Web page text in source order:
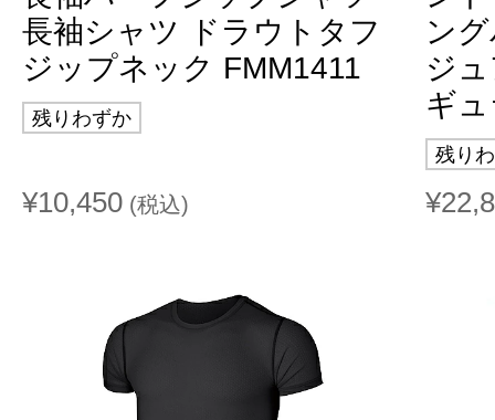
長袖シャツ ドラウトタフ
ジップネック FMM1411
残りわずか
¥10,450 (税込)
ン
ジ
ギ
残り